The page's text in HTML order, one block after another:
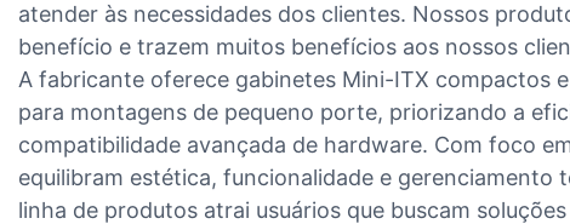
atender às necessidades dos clientes. Nossos
benefício e trazem muitos benefícios aos nossos
A fabricante oferece gabinetes Mini-ITX compactos
para montagens de pequeno porte, priorizando a
compatibilidade avançada de hardware. Com foco
equilibram estética, funcionalidade e gerenciamento
linha de produtos atrai usuários que buscam